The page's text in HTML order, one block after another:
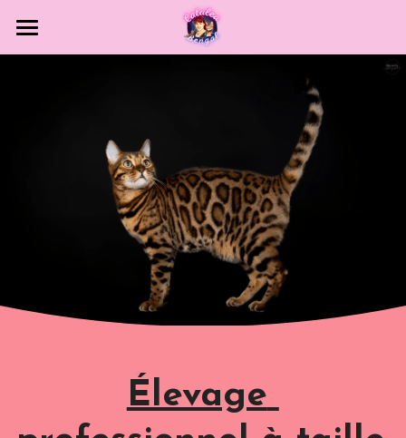
CONDITIONS D'ADOPTION
EXPOSITIONS
INFOS / TARIFS
REPORTAGE
Élevage